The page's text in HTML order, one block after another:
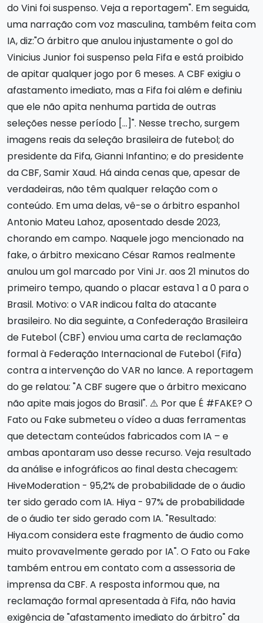
do Vini foi suspenso. Veja a reportagem". Em seguida,
uma narração com voz masculina, também feita com
IA, diz:"O árbitro que anulou injustamente o gol do
Vinicius Junior foi suspenso pela Fifa e está proibido
de apitar qualquer jogo por 6 meses. A CBF exigiu o
afastamento imediato, mas a Fifa foi além e definiu
que ele não apita nenhuma partida de outras
seleções nesse período [...]". Nesse trecho, surgem
imagens reais da seleção brasileira de futebol; do
presidente da Fifa, Gianni Infantino; e do presidente
da CBF, Samir Xaud. Há ainda cenas que, apesar de
verdadeiras, não têm qualquer relação com o
conteúdo. Em uma delas, vê-se o árbitro espanhol
Antonio Mateu Lahoz, aposentado desde 2023,
chorando em campo. Naquele jogo mencionado na
fake, o árbitro mexicano César Ramos realmente
anulou um gol marcado por Vini Jr. aos 21 minutos do
primeiro tempo, quando o placar estava 1 a 0 para o
Brasil. Motivo: o VAR indicou falta do atacante
brasileiro. No dia seguinte, a Confederação Brasileira
de Futebol (CBF) enviou uma carta de reclamação
formal à Federação Internacional de Futebol (Fifa)
contra a intervenção do VAR no lance. A reportagem
do ge relatou: "A CBF sugere que o árbitro mexicano
não apite mais jogos do Brasil". ⚠️ Por que É #FAKE? O
Fato ou Fake submeteu o vídeo a duas ferramentas
que detectam conteúdos fabricados com IA – e
ambas apontaram uso desse recurso. Veja resultado
da análise e infográficos ao final desta checagem:
HiveModeration - 95,2% de probabilidade de o áudio
ter sido gerado com IA. Hiya - 97% de probabilidade
de o áudio ter sido gerado com IA. "Resultado:
Hiya.com considera este fragmento de áudio como
muito provavelmente gerado por IA". O Fato ou Fake
também entrou em contato com a assessoria de
imprensa da CBF. A resposta informou que, na
reclamação formal apresentada à Fifa, não havia
exigência de "afastamento imediato do árbitro" da